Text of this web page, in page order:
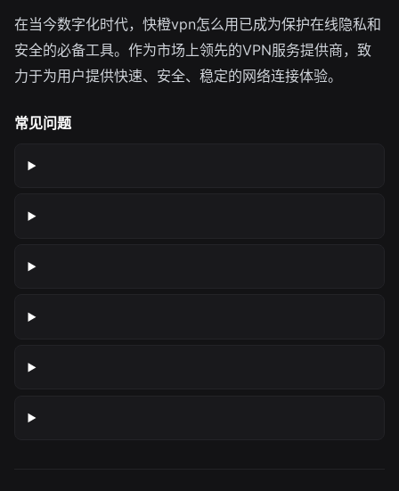
在当今数字化时代，快橙vpn怎么用已成为保护在线隐私和
安全的必备工具。作为市场上领先的VPN服务提供商，致
力于为用户提供快速、安全、稳定的网络连接体验。
常见问题